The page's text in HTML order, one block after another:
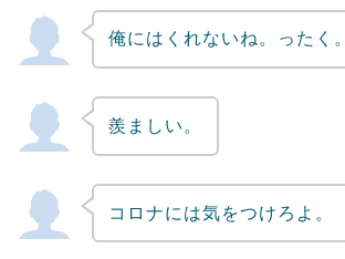
俺にはくれないね。ったく。
羨ましい。
コロナには気をつけろよ。